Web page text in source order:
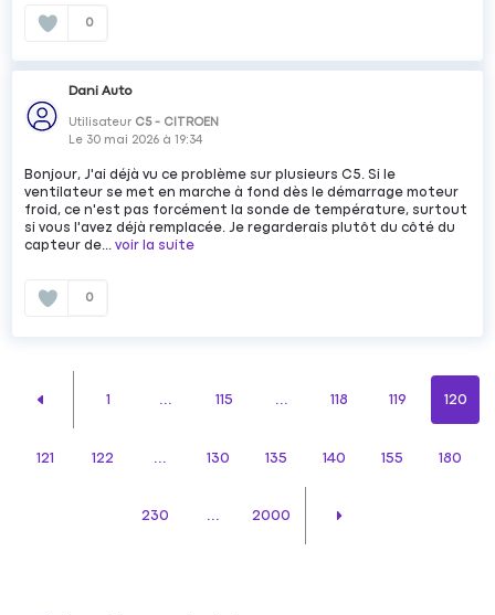
0
Dani Auto
Utilisateur C5 - CITROEN
Le 30 mai 2026 à19:34
Bonjour, J'ai déjà vu ce problème sur plusieurs C5. Si le
ventilateur se met en marche à fond dès le démarrage moteur
froid, ce n'est pas forcément la sonde de température, surtout
si vous l'avez déjà remplacée. Je regarderais plutôt du côté du
capteur de...voir la suite
0
1 ... 115 ... 118 119 120
121 122 130 135 140 155 180
230 ... 2000